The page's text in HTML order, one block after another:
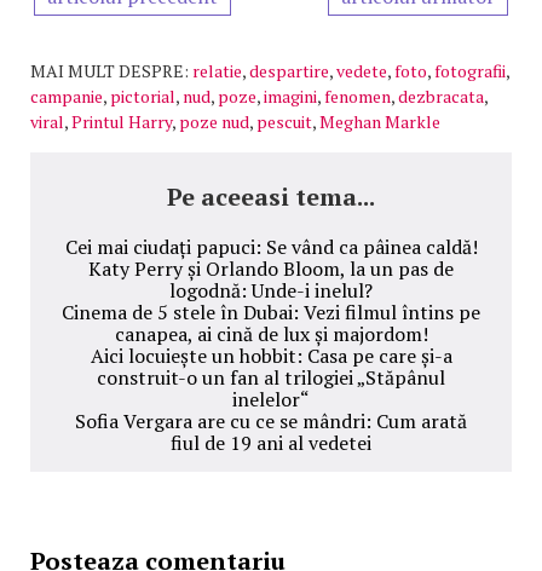
MAI MULT DESPRE: relatie,despartire,vedete,foto,fotografii,
campanie, pictorial, nud, poze,imagini,fenomen,dezbracata,
viral,Printul Harry, poze nud, pescuit,Meghan Markle
Pe aceeasi tema...
Cei mai ciudați papuci: Se vând ca pâinea caldă!
Katy Perry și Orlando Bloom, la un pas de
logodnă: Unde-i inelul?
Cinema de 5 stele în Dubai: Vezi filmul întins pe
canapea, ai cină de lux și majordom!
Aici locuiește un hobbit: Casa pe care și-a
construit-o un fan al trilogiei „Stăpânul
inelelor“
Sofia Vergara are cu ce se mândri: Cum arată
fiul de 19 ani al vedetei
Posteaza comentariu